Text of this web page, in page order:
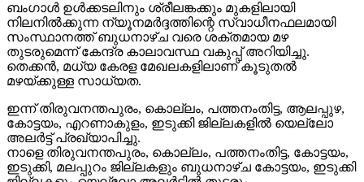
ബംഗാള്‍ ഉള്‍ക്കടലിനും ശ്രീലങ്കക്കും മുകളിലായി
നിലനില്‍ക്കുന്ന ന്യൂനമര്‍ദ്ദത്തിന്റെ സ്വാധീനഫലമായി
സംസ്ഥാനത്ത് ബുധനാഴ്ച വരെ ശക്തമായ മഴ
തുടരുമെന്ന് കേന്ദ്ര കാലാവസ്ഥ വകുപ്പ് അറിയിച്ചു.
തെക്കന്‍, മധ്യ കേരള മേഖലകളിലാണ് കൂടുതല്‍
മഴയ്ക്കുള്ള സാധ്യത.
ഇന്ന് തിരുവനന്തപുരം, കൊല്ലം, പത്തനംതിട്ട, ആലപ്പുഴ,
കോട്ടയം, എറണാകുളം, ഇടുക്കി ജില്ലകളില്‍ യെല്ലോ
അലര്‍ട്ട് പ്രഖ്യാപിച്ചു.
നാളെ തിരുവനന്തപുരം, കൊല്ലം, പത്തനംതിട്ട, കോട്ടയം,
ഇടുക്കി, മലപ്പുറം ജില്ലകളും ബുധനാഴ്ച കോട്ടയം, ഇടുക്കി